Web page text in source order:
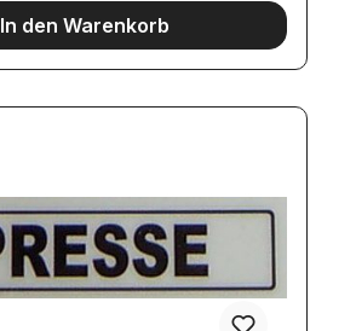
In den Warenkorb